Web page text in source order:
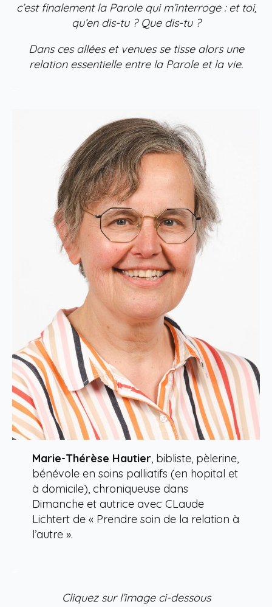
c’est finalement la Parole qui m’interroge : et toi,
qu’en dis-tu ? Que dis-tu ?
Dans ces allées et venues se tisse alors une
relation essentielle entre la Parole et la vie.
Marie-Thérèse Hautier, bibliste, pèlerine,
bénévole en soins palliatifs (en hopital et
à domicile), chroniqueuse dans
Dimanche et autrice avec CLaude
Lichtert de « Prendre soin de la relation à
l’autre ».
Cliquez sur l’image ci-dessous